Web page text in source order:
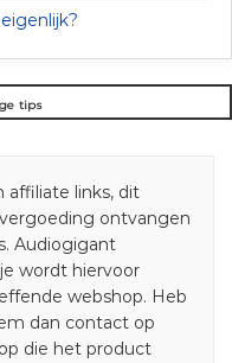
tips
affiliate links, dit
ontvangen
Audiogigant
wordt hiervoor
webshop. Heb
dan contact op
die het product